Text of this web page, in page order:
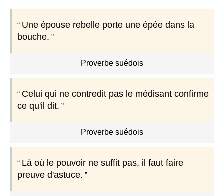
Une épouse rebelle porte une épée dans la
bouche.
Proverbe suédois
Celui qui ne contredit pas le médisant confirme
ce qu'il dit.
Proverbe suédois
Là où le pouvoir ne suffit pas, il faut faire
preuve d'astuce.